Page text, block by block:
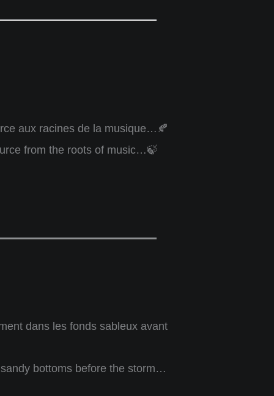
aux racines de la musique…🍂
from the roots of music…🍃
dans les fonds sableux avant
bottoms before the storm…